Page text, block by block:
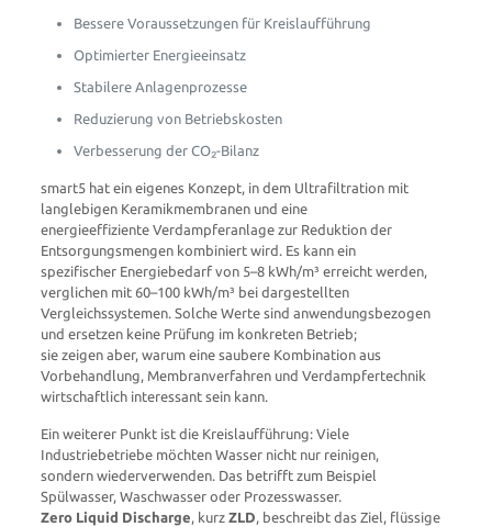
Bessere Voraussetzungen für Kreislaufführung
Optimierter Energieeinsatz
Stabilere Anlagenprozesse
Reduzierung von Betriebskosten
Verbesserung der CO₂-Bilanz
smart5 hat ein eigenes Konzept, in dem Ultrafiltration mit
langlebigen Keramikmembranen und eine
energieeffiziente Verdampferanlage zur Reduktion der
Entsorgungsmengen kombiniert wird. Es kann ein
spezifischer Energiebedarf von 5–8 kWh/m³ erreicht werden,
verglichen mit 60–100 kWh/m³ bei dargestellten
Vergleichssystemen. Solche Werte sind anwendungsbezogen
und ersetzen keine Prüfung im konkreten Betrieb;
sie zeigen aber, warum eine saubere Kombination aus
Vorbehandlung, Membranverfahren und Verdampfertechnik
wirtschaftlich interessant sein kann.
Ein weiterer Punkt ist die Kreislaufführung: Viele
Industriebetriebe möchten Wasser nicht nur reinigen,
sondern wiederverwenden. Das betrifft zum Beispiel
Spülwasser, Waschwasser oder Prozesswasser.
Zero Liquid Discharge, kurz ZLD, beschreibt das Ziel, flüssige